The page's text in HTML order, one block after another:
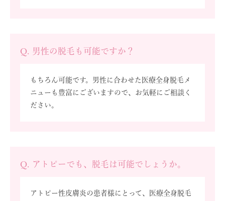
Q. 男性の脱毛も可能ですか？
もちろん可能です。男性に合わせた医療全身脱毛メ
ニューも豊富にございますので、お気軽にご相談く
ださい。
Q. アトピーでも、脱毛は可能でしょうか。
アトピー性皮膚炎の患者様にとって、医療全身脱毛